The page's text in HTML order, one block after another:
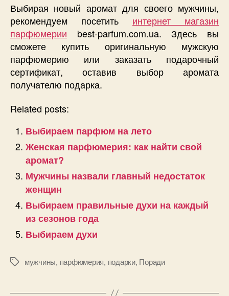
Выбирая новый аромат для своего мужчины,
рекомендуем посетить интернет магазин
парфюмерии best-parfum.com.ua. Здесь вы
сможете купить оригинальную мужскую
парфюмерию или заказать подарочный
сертификат, оставив выбор аромата
получателю подарка.
Related posts:
Выбираем парфюм на лето
Женская парфюмерия: как найти свой
аромат?
Мужчины назвали главный недостаток
женщин
Выбираем правильные духи на каждый
из сезонов года
Выбираем духи
Позначки
мужчины, парфюмерия, подарки, Поради